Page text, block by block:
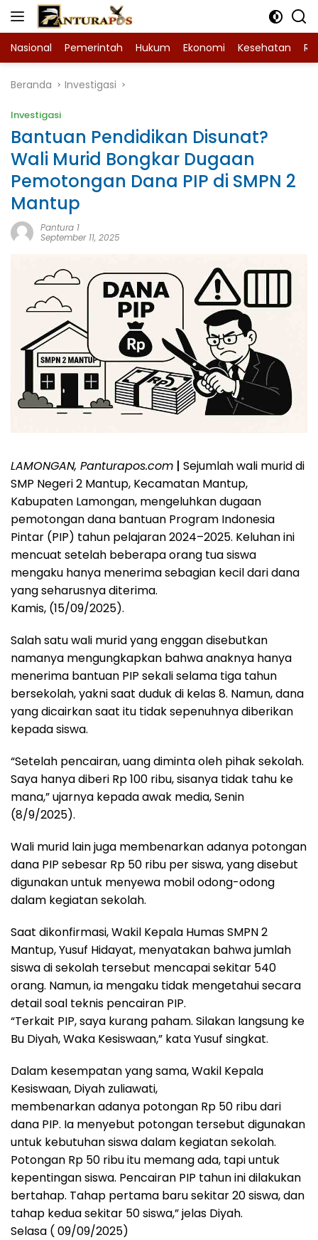
Langsung
Nasional Pemerintah Hukum Ekonomi Kesehatan
Beranda Investigasi
Investigasi
Bantuan Pendidikan Disunat?
Wali Murid Bongkar Dugaan
Pemotongan Dana PIP di SMPN 2
Mantup
Pantura 1
September 11, 2025
LAMONGAN, Panturapos.com | Sejumlah wali murid di
SMP Negeri 2 Mantup, Kecamatan Mantup,
Kabupaten Lamongan, mengeluhkan dugaan
pemotongan dana bantuan Program Indonesia
Pintar (PIP) tahun pelajaran 2024–2025. Keluhan ini
mencuat setelah beberapa orang tua siswa
mengaku hanya menerima sebagian kecil dari dana
yang seharusnya diterima.
Kamis, (15/09/2025).
Salah satu wali murid yang enggan disebutkan
namanya mengungkapkan bahwa anaknya hanya
menerima bantuan PIP sekali selama tiga tahun
bersekolah, yakni saat duduk di kelas 8. Namun, dana
yang dicairkan saat itu tidak sepenuhnya diberikan
kepada siswa.
“Setelah pencairan, uang diminta oleh pihak sekolah.
Saya hanya diberi Rp 100 ribu, sisanya tidak tahu ke
mana,” ujarnya kepada awak media, Senin
(8/9/2025).
Wali murid lain juga membenarkan adanya potongan
dana PIP sebesar Rp 50 ribu per siswa, yang disebut
digunakan untuk menyewa mobil odong-odong
dalam kegiatan sekolah.
Saat dikonfirmasi, Wakil Kepala Humas SMPN 2
Mantup, Yusuf Hidayat, menyatakan bahwa jumlah
siswa di sekolah tersebut mencapai sekitar 540
orang. Namun, ia mengaku tidak mengetahui secara
detail soal teknis pencairan PIP.
“Terkait PIP, saya kurang paham. Silakan langsung ke
Bu Diyah, Waka Kesiswaan,” kata Yusuf singkat.
Dalam kesempatan yang sama, Wakil Kepala
Kesiswaan, Diyah zuliawati,
membenarkan adanya potongan Rp 50 ribu dari
dana PIP. Ia menyebut potongan tersebut digunakan
untuk kebutuhan siswa dalam kegiatan sekolah.
Potongan Rp 50 ribu itu memang ada, tapi untuk
kepentingan siswa. Pencairan PIP tahun ini dilakukan
bertahap. Tahap pertama baru sekitar 20 siswa, dan
tahap kedua sekitar 50 siswa,” jelas Diyah.
Selasa ( 09/09/2025)